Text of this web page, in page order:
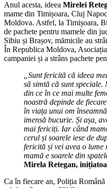
Anul acesta, ideea Mirelei
mame din Timișoara, Cluj
Moldova. Astfel, la Timișoara,
de pachete pentru mamele din
Sibiu și Brașov, mămicile au
În Republica Moldova,
campaniei și a strâns pachete
„Sunt fericită că ideea
să simtă că sunt
din ce în ce mai multe
noastră depinde de
în viața unui om
imensă bucurie. Și așa,
mai fericiți. Iar când
cerul și soarele iese de
fericită și vei avea o
mamă e soarele din
Mirela Retegan,
Ca în fiecare an, Poliția